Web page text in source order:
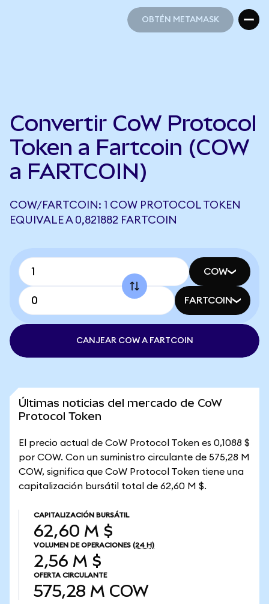
OBTÉN METAMASK
Convertir CoW Protocol
Token a Fartcoin (COW
a FARTCOIN)
COW/FARTCOIN: 1 COW PROTOCOL TOKEN
EQUIVALE A 0,821882 FARTCOIN
COW
FARTCOIN
CANJEAR COW A FARTCOIN
Últimas noticias del mercado de CoW
Protocol Token
El precio actual de CoW Protocol Token es 0,1088 $
por COW. Con un suministro circulante de 575,28 M
COW, significa que CoW Protocol Token tiene una
capitalización bursátil total de 62,60 M $.
CAPITALIZACIÓN BURSÁTIL
62,60 M $
VOLUMEN DE OPERACIONES (24 H)
2,56 M $
OFERTA CIRCULANTE
575,28 M COW